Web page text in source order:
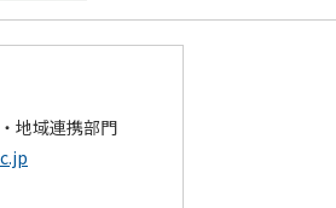
地域連携部門